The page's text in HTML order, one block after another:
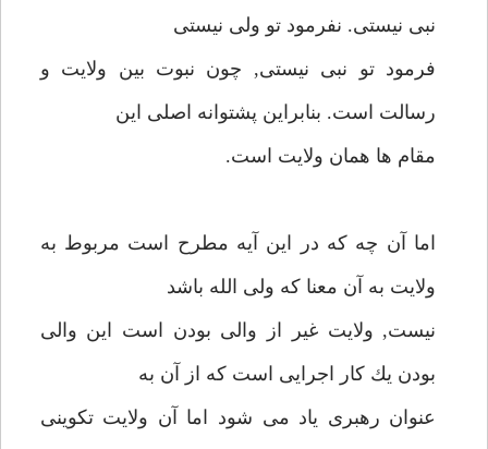
نبى نيستى. نفرمود تو ولى نيستى
فرمود تو نبى نيستى, چون نبوت بين ولايت و
رسالت است. بنابراين پشتوانه اصلى اين
مقام ها همان ولايت است.
اما آن چه كه در اين آيه مطرح است مربوط به
ولايت به آن معنا كه ولى الله باشد
نيست, ولايت غير از والى بودن است اين والى
بودن يك كار اجرايى است كه از آن به
عنوان رهبرى ياد مى شود اما آن ولايت تكوينى